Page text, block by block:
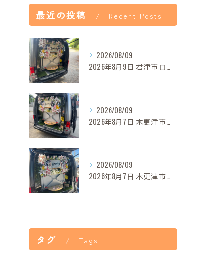
最近の投稿 Recent Posts
2026/08/09
2026年8月9日 君津市ロンちゃん御葬儀
2026/08/09
2026年8月7日 木更津市モモちゃん御葬儀
2026/08/09
2026年8月7日 木更津市グリンカちゃん御葬儀
タグ Tags